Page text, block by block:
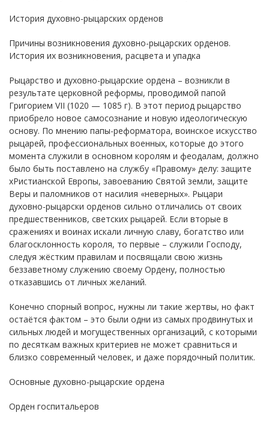
История духовно-рыцарских орденов
Причины возникновения духовно-рыцарских орденов.
История их возникновения, расцвета и упадка
Рыцарство и духовно-рыцарские ордена – возникли в
результате церковной реформы, проводимой папой
Григорием VII (1020 — 1085 г). В этот период рыцарство
приобрело новое самосознание и новую идеологическую
основу. По мнению папы-реформатора, воинское искусство
рыцарей, профессиональных военных, которые до этого
момента служили в основном королям и феодалам, должно
было быть поставлено на службу «Правому» делу: защите
хРистианской Европы, завоеванию Святой земли, защите
Веры и паломников от насилия «неверных». Рыцари
духовно-рыцарски орденов сильно отличались от своих
предшественников, светских рыцарей. Если вторые в
сражениях и воинах искали личную славу, богатство или
благосклонность короля, то первые – служили Господу,
следуя жёстким правилам и посвящали свою жизнь
беззаветному служению своему Ордену, полностью
отказавшись от личных желаний.
Конечно спорный вопрос, нужны ли такие жертвы, но факт
остаётся фактом – это были одни из самых продвинутых и
сильных людей и могущественных организаций, с которыми
по десяткам важных критериев не может сравниться и
близко современный человек, и даже порядочный политик.
Основные духовно-рыцарские ордена
Орден госпитальеров